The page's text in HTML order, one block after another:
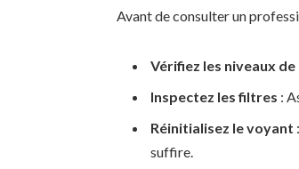
Avant de consulter un
Vérifiez les niveaux
Inspectez les filtres :
Réinitialisez le voyant
suffire.